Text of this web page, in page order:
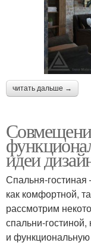
читать дальше →
идеи
Спальня-гостиная
как комфортной,
рассмотрим
спальни-
и функциональную